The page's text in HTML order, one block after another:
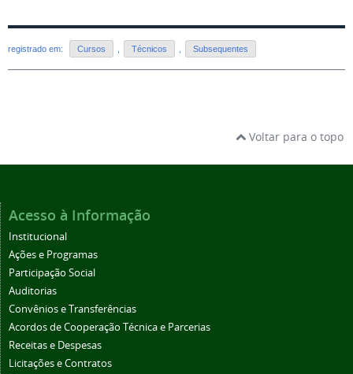
registrado em: Cursos Técnicos Subsequentes
Voltar para o topo
Acesso à Informação
Institucional
Ações e Programas
Participação Social
Auditorias
Convênios e Transferências
Acordos de Cooperação Técnica e Parcerias
Receitas e Despesas
Licitações e Contratos